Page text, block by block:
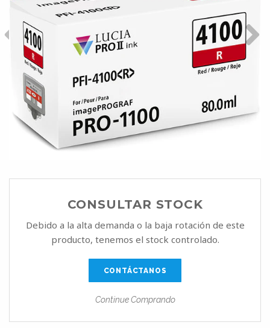
CONSULTAR STOCK
Debido a la alta demanda o la baja rotación de este
producto, tenemos el stock controlado.
CONTÁCTANOS
Continue Comprando